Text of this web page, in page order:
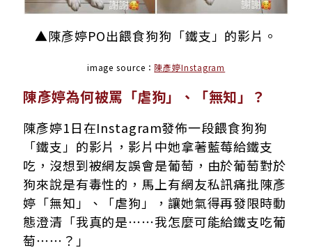
▲陳彥婷PO出餵食狗狗「鐵支」的影片。
image source： 陳彥婷Instagram
陳彥婷為何被罵「虐狗」、「無知」？
陳彥婷1日在Instagram發佈一段餵食狗狗
「鐵支」的影片，影片中她拿著藍莓給鐵支
吃，沒想到被網友誤會是葡萄，由於葡萄對於
狗來說是有毒性的，馬上有網友私訊痛批陳彥
婷「無知」、「虐狗」，讓她氣得再發限時動
態澄清「我真的是⋯⋯我怎麼可能給鐵支吃葡
萄⋯⋯？」